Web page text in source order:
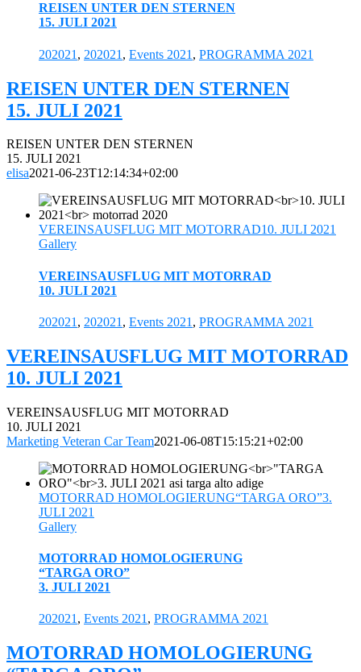
REISEN UNTER DEN STERNEN
15. JULI 2021
202021 , 202021 , Events 2021 , PROGRAMMA 2021
REISEN UNTER DEN STERNEN
15. JULI 2021
REISEN UNTER DEN STERNEN
15. JULI 2021
elisa2021-06-23T12:14:34+02:00
VEREINSAUSFLUG MIT MOTORRAD10. JULI 2021
Gallery
VEREINSAUSFLUG MIT MOTORRAD
10. JULI 2021
202021 , 202021 , Events 2021 , PROGRAMMA 2021
VEREINSAUSFLUG MIT MOTORRAD
10. JULI 2021
VEREINSAUSFLUG MIT MOTORRAD
10. JULI 2021
Marketing Veteran Car Team2021-06-08T15:15:21+02:00
MOTORRAD HOMOLOGIERUNG“TARGA ORO”3.
JULI 2021
Gallery
MOTORRAD HOMOLOGIERUNG
“TARGA ORO”
3. JULI 2021
202021 , Events 2021 , PROGRAMMA 2021
MOTORRAD HOMOLOGIERUNG